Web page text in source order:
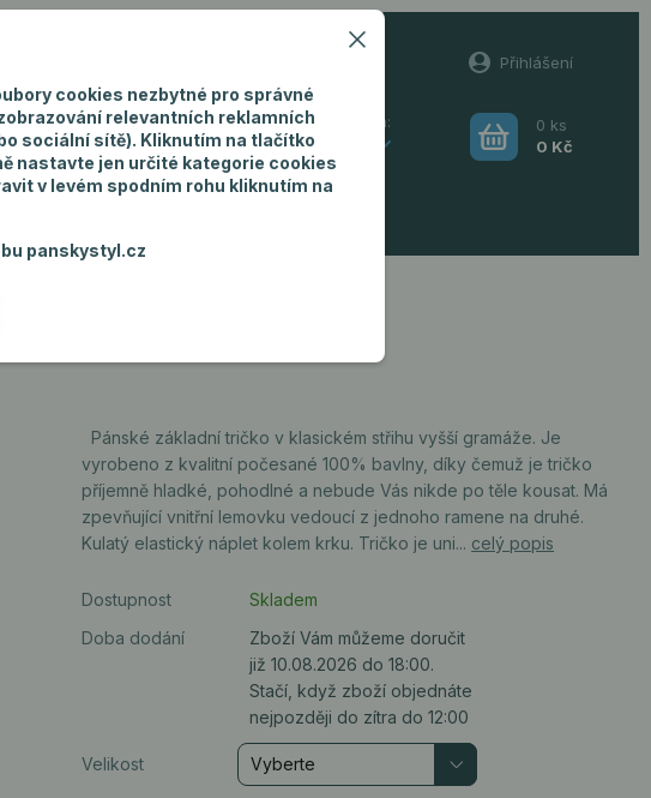
731 292 460 Přihlášení
Hledat
0 ks
0 Kč
Pánské základní tričko v klasickém střihu vyšší gramáže. Je
vyrobeno z kvalitní počesané 100% bavlny, díky čemuž je tričko
příjemně hladké, pohodlné a nebude Vás nikde po těle kousat. Má
zpevňující vnitřní lemovku vedoucí z jednoho ramene na druhé.
Kulatý elastický náplet kolem krku. Tričko je uni... celý popis
Dostupnost
Skladem
Doba dodání
Zboží Vám můžeme doručit
již 10.08.2026 do 18:00.
Stačí, když zboží objednáte
nejpozději do zítra do 12:00
Velikost
cookies nezbytné pro správné
relevantních reklamních
sociální sítě). Kliknutím na tlačítko
nastavte jen určité kategorie cookies
v levém spodním rohu kliknutím na
panskystyl.cz